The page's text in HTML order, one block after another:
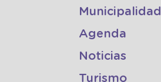
Municipalidad
Agenda
Noticias
Turismo